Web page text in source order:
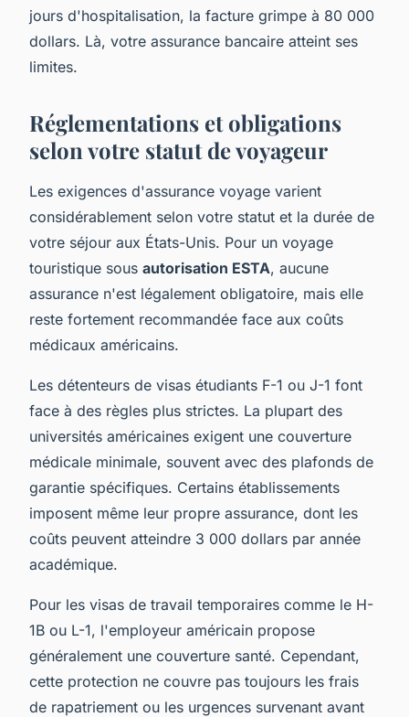
jours d'hospitalisation, la facture grimpe à 80 000
dollars. Là, votre assurance bancaire atteint ses
limites.
Réglementations et obligations
selon votre statut de voyageur
Les exigences d'assurance voyage varient
considérablement selon votre statut et la durée de
votre séjour aux États-Unis. Pour un voyage
touristique sous autorisation ESTA, aucune
assurance n'est légalement obligatoire, mais elle
reste fortement recommandée face aux coûts
médicaux américains.
Les détenteurs de visas étudiants F-1 ou J-1 font
face à des règles plus strictes. La plupart des
universités américaines exigent une couverture
médicale minimale, souvent avec des plafonds de
garantie spécifiques. Certains établissements
imposent même leur propre assurance, dont les
coûts peuvent atteindre 3 000 dollars par année
académique.
Pour les visas de travail temporaires comme le H-
1B ou L-1, l'employeur américain propose
généralement une couverture santé. Cependant,
cette protection ne couvre pas toujours les frais
de rapatriement ou les urgences survenant avant